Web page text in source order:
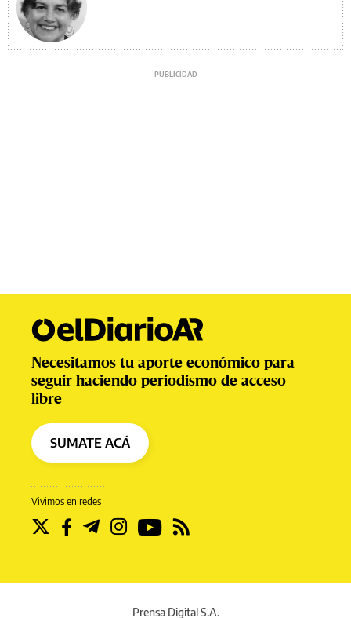
Vivimos en redes
Necesitamos tu aporte económico para
seguir haciendo periodismo de acceso
libre
SUMATE ACÁ
Prensa Digital S.A.